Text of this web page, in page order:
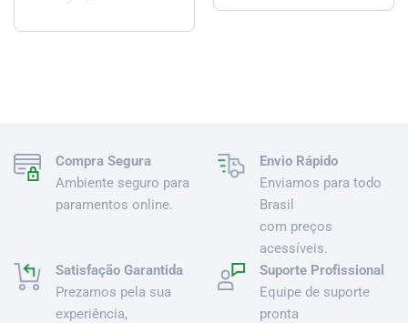
Compra Segura
Ambiente seguro para
paramentos online.
Envio Rápido
Enviamos para todo
Brasil
com preços
acessíveis.
Satisfação Garantida
Prezamos pela sua
experiência,
Suporte Profissional
Equipe de suporte
pronta